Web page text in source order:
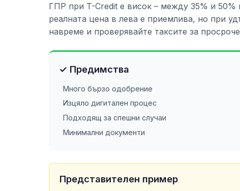
ГПР при T-Credit е висок – между 35% и
реалната цена в лева е приемлива, но при
навреме и проверявайте таксите за
✓ Предимства
Много бързо одобрение
Изцяло дигитален процес
Подходящ за спешни случаи
Минимални документи
Представителен пример